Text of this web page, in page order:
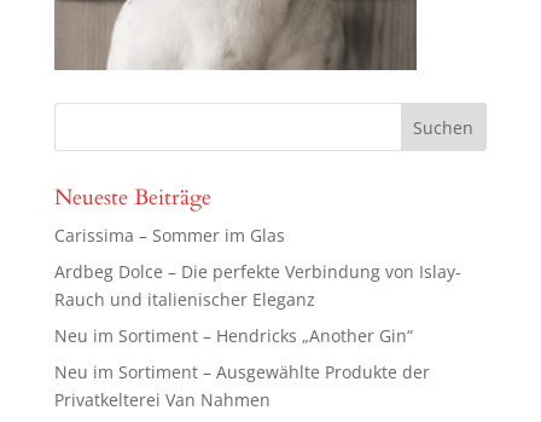
Neueste Beiträge
Carissima – Sommer im Glas
Ardbeg Dolce – Die perfekte Verbindung von Islay-
Rauch und italienischer Eleganz
Neu im Sortiment – Hendricks „Another Gin“
Neu im Sortiment – Ausgewählte Produkte der
Privatkelterei Van Nahmen